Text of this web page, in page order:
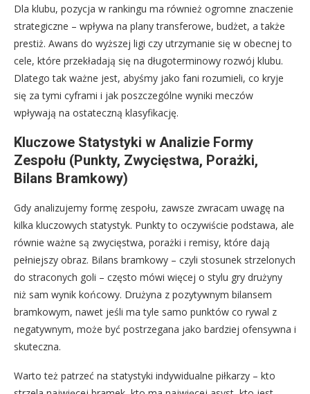
Dla klubu, pozycja w rankingu ma również ogromne znaczenie
strategiczne – wpływa na plany transferowe, budżet, a także
prestiż. Awans do wyższej ligi czy utrzymanie się w obecnej to
cele, które przekładają się na długoterminowy rozwój klubu.
Dlatego tak ważne jest, abyśmy jako fani rozumieli, co kryje
się za tymi cyframi i jak poszczególne wyniki meczów
wpływają na ostateczną klasyfikację.
Kluczowe Statystyki w Analizie Formy
Zespołu (Punkty, Zwycięstwa, Porażki,
Bilans Bramkowy)
Gdy analizujemy formę zespołu, zawsze zwracam uwagę na
kilka kluczowych statystyk. Punkty to oczywiście podstawa, ale
równie ważne są zwycięstwa, porażki i remisy, które dają
pełniejszy obraz. Bilans bramkowy – czyli stosunek strzelonych
do straconych goli – często mówi więcej o stylu gry drużyny
niż sam wynik końcowy. Drużyna z pozytywnym bilansem
bramkowym, nawet jeśli ma tyle samo punktów co rywal z
negatywnym, może być postrzegana jako bardziej ofensywna i
skuteczna.
Warto też patrzeć na statystyki indywidualne piłkarzy – kto